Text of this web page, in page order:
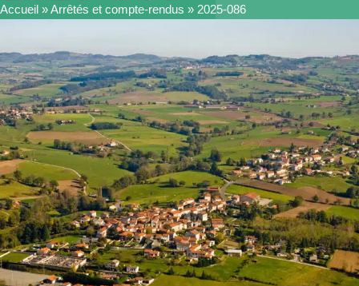
Accueil »Arrêtés et compte-rendus » 2025-086